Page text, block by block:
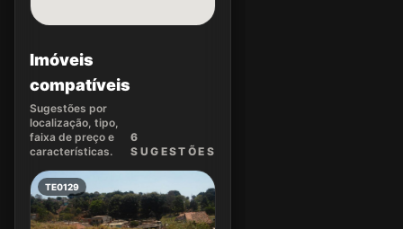
Imóveis
compatíveis
Sugestões por
localização, tipo,
faixa de preço e
características.
6
SUGEST ÕES
TE0129